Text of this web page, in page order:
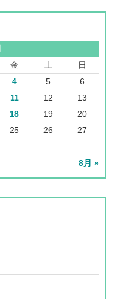
金 土 日
8月 »
4 5
6
11 12
13
18 19
20
25 26
27